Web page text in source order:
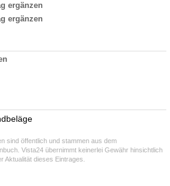
ergänzen
ergänzen
sind öffentlich und stammen aus dem
Vista24 übernimmt keinerlei Gewähr hinsichtlich
Aktualität dieses Eintrages.